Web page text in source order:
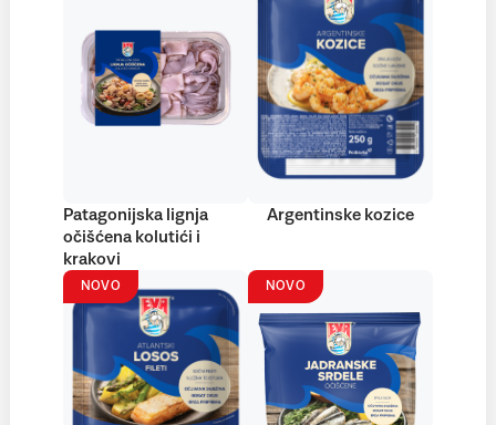
Patagonijska lignja
očišćena kolutići i
krakovi
Argentinske kozice
NOVO NOVO